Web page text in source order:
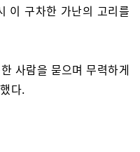
이 구차한 가난의 고리를
사람을 묻으며 무력하게
다.